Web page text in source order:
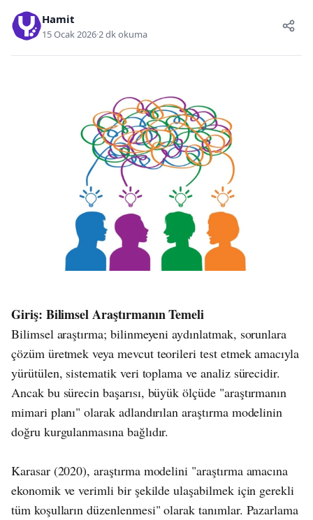
Hamit
15 Ocak 2026·2 dk okuma
Giriş: Bilimsel Araştırmanın Temeli
Bilimsel araştırma; bilinmeyeni aydınlatmak, sorunlara
çözüm üretmek veya mevcut teorileri test etmek amacıyla
yürütülen, sistematik veri toplama ve analiz sürecidir.
Ancak bu sürecin başarısı, büyük ölçüde "araştırmanın
mimari planı" olarak adlandırılan araştırma modelinin
doğru kurgulanmasına bağlıdır.
Karasar (2020), araştırma modelini "araştırma amacına
ekonomik ve verimli bir şekilde ulaşabilmek için gerekli
tüm koşulların düzenlenmesi" olarak tanımlar. Pazarlama